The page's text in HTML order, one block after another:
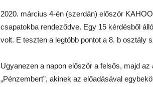
2020. március 4-én (szerdán) először
csapatokba rendeződve. Egy 15 kérdésből
volt. E teszten a legtöbb pontot a 8. b osztály
Ugyanezen a napon először a felsős, majd
„Pénzembert”, akinek az előadásával